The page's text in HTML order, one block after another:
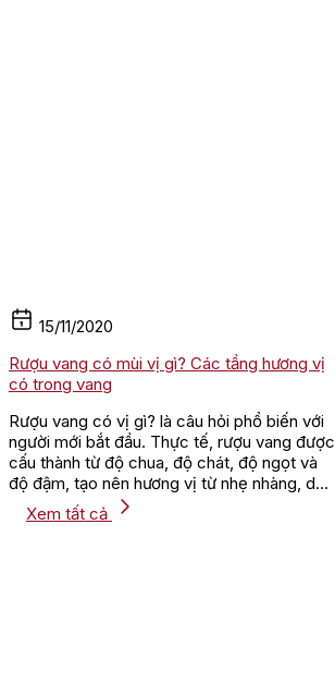
15/11/2020
Rượu vang có mùi vị gì? Các tầng hương vị
có trong vang
Rượu vang có vị gì? là câu hỏi phổ biến với
người mới bắt đầu. Thực tế, rượu vang được
cấu thành từ độ chua, độ chát, độ ngọt và
độ đậm, tạo nên hương vị từ nhẹ nhàng, dễ
uống đến...
Xem tất cả